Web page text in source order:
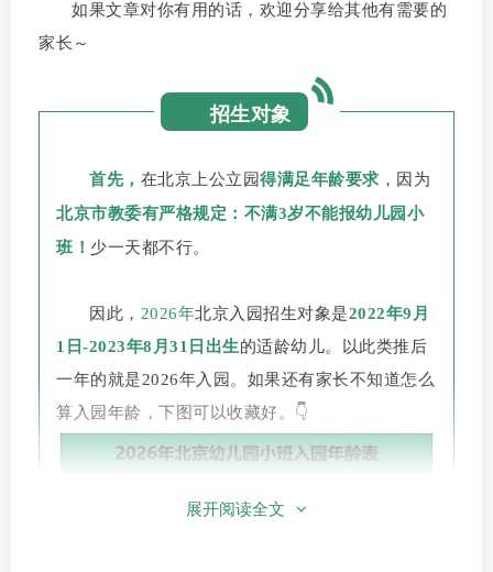
如果文章对你有用的话，欢迎分享给其他有需要的
家长～
招生对象
首先， 在北京 上公立园得满足年龄要求 ，因为
北京市教委有严格规定 ： 不满3岁不能报幼儿园小
班！ 少一天都不行。
因此， 2026年北京入园招生对象是2022年9月
1日-2023年8月31日出生的适龄幼儿。以此类推后
一年的就是2026年入园。 如果还有家长不知道怎么
算入园年龄，下图可以收藏好。 👇
展开阅读全文